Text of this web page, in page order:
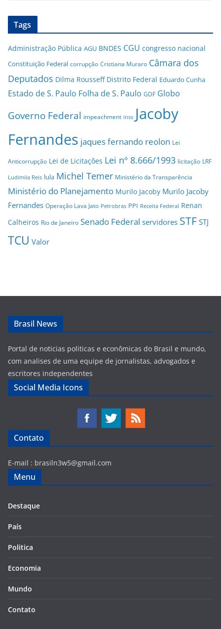
Tags
Administração Pública AGU BNDES CGU congresso nacional
Constituição Federal corrupção Cristiana Muraro Câmara dos
Deputados Dilma Rousseff Distrito Federal Eduardo Cunha
Estado de S. Paulo Folha de S. Paulo GDF Globo
Governo Federal impeachment inss Jacoby
Fernandes jaques fernando reolon Lei
Anticorrupção Lei de Licitações Lei nº 8.666/1993 licitação LRF
Ludimila Reis lula Michel Temer Ministério da Transparência
Ministério do Planejamento Murilo Jacoby Murilo Jacoby
Fernandes Operação Lava Jato Petrobras PPI Receita Federal Renan
Calheiros Rio de Janeiro Senado Federal servidores STF STJ
TCU Valor
Brasil News
Portal de noticias politicas e econômicas do Brasil e mundo,
com analises de uma equipe de jornalistas, advogados e
escritores independentes
Social Media Icons
Contato
E-mail : brasiln3w5@gmail.com
Menu
Destaque
País
Politica
Economia
Mundo
Contato